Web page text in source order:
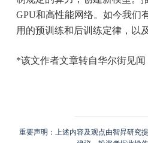
GPU和高性能网络。如今我们
用的预训练和后训练定律，以
*该文作者文章转自华尔街见闻
重要声明：上述内容及观点由智昇研究